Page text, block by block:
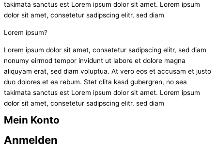
takimata sanctus est Lorem ipsum dolor sit amet. Lorem ipsum
dolor sit amet, consetetur sadipscing elitr, sed diam
Lorem ipsum?
Lorem ipsum dolor sit amet, consetetur sadipscing elitr, sed diam
nonumy eirmod tempor invidunt ut labore et dolore magna
aliquyam erat, sed diam voluptua. At vero eos et accusam et justo
duo dolores et ea rebum. Stet clita kasd gubergren, no sea
takimata sanctus est Lorem ipsum dolor sit amet. Lorem ipsum
dolor sit amet, consetetur sadipscing elitr, sed diam
Mein Konto
Anmelden